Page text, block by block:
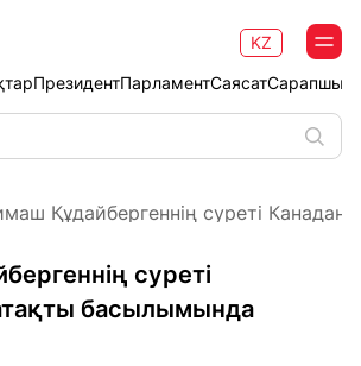
ПрезидентПарламентСаясат
KZ
Құдайбергеннің суреті
суреті
басылымында